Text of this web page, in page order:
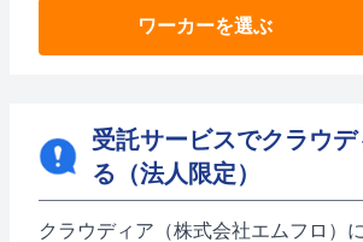
ワーカーを選ぶ
受託サービスでクラウ
る（法人限定）
クラウディア（株式会社エムフロ）に